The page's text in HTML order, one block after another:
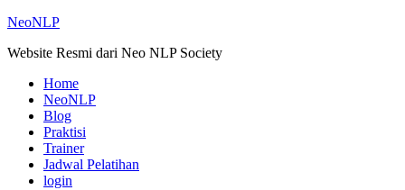
NeoNLP
Website Resmi dari Neo NLP Society
Home
NeoNLP
Blog
Praktisi
Trainer
Jadwal Pelatihan
login